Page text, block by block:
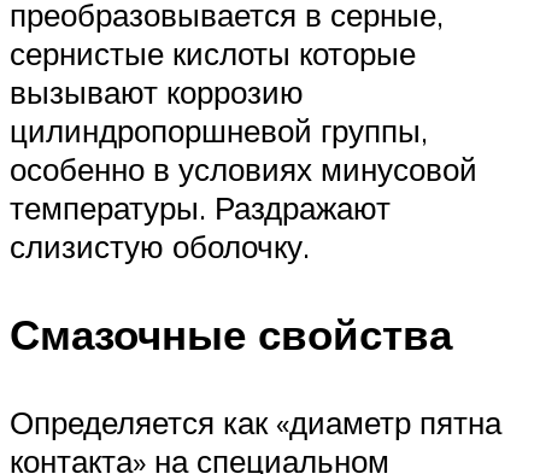
преобразовывается в серные,
сернистые кислоты которые
вызывают коррозию
цилиндропоршневой группы,
особенно в условиях минусовой
температуры. Раздражают
слизистую оболочку.
Смазочные свойства
Определяется как «диаметр пятна
контакта» на специальном